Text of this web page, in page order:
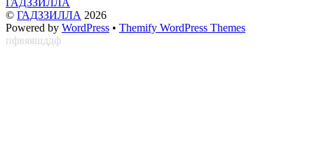
ГАДЗЗИЛЛА
© ГАДЗЗИЛЛА 2026
Powered by WordPress • Themify WordPress Themes
пфвяяшддф